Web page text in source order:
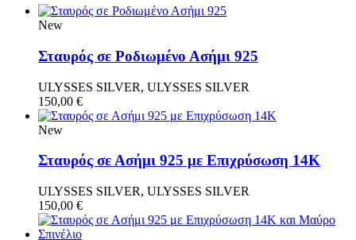
New
Σταυρός σε Ροδιωμένο Ασήμι 925
ULYSSES SILVER, ULYSSES SILVER
150,00 €
New
Σταυρός σε Ασήμι 925 με Επιχρύσωση 14Κ
ULYSSES SILVER, ULYSSES SILVER
150,00 €